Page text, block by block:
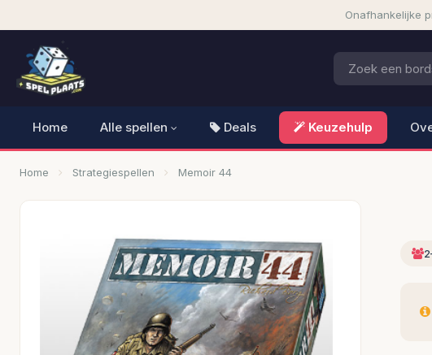
Onafhankelijke
Home Alle spellen Deals Keuzehulp
Home Strategiespellen Memoir 44